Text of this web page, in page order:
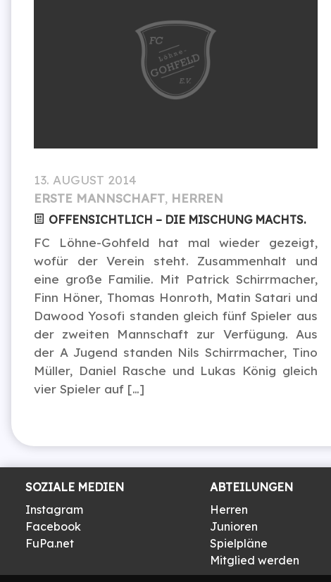
13. AUGUST 2014
ERSTE MANNSCHAFT, HERREN
OFFENSICHTLICH – DIE MISCHUNG MACHTS.
FC Löhne-Gohfeld hat mal wieder gezeigt,
wofür der Verein steht. Zusammenhalt und
eine große Familie. Mit Patrick Schirrmacher,
Finn Höner, Thomas Honroth, Matin Satari und
Dawood Yosofi standen gleich fünf Spieler aus
der zweiten Mannschaft zur Verfügung. Aus
der A Jugend standen Nils Schirrmacher, Tino
Müller, Daniel Rasche und Lukas König gleich
vier Spieler auf […]
SOZIALE MEDIEN
Instagram
Facebook
FuPa.net
ABTEILUNGEN
Herren
Junioren
Spielpläne
Mitglied werden